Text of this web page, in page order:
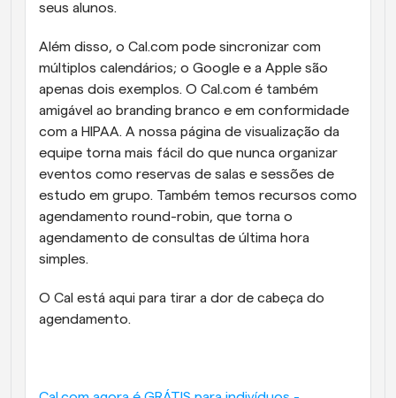
seus alunos.
Além disso, o Cal.com pode sincronizar com
múltiplos calendários; o Google e a Apple são
apenas dois exemplos. O Cal.com é também
amigável ao branding branco e em conformidade
com a HIPAA. A nossa página de visualização da
equipe torna mais fácil do que nunca organizar
eventos como reservas de salas e sessões de
estudo em grupo. Também temos recursos como
agendamento round-robin, que torna o
agendamento de consultas de última hora
simples.
O Cal está aqui para tirar a dor de cabeça do
agendamento.